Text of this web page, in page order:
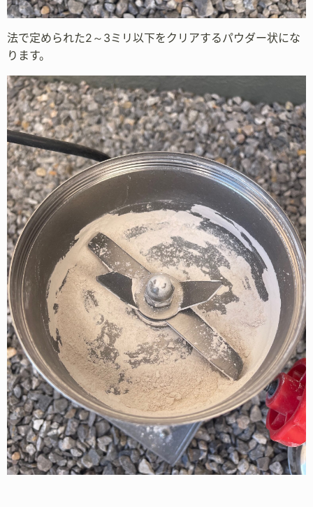
法で定められた2～3ミリ以下をクリアするパウダー状にな
ります。